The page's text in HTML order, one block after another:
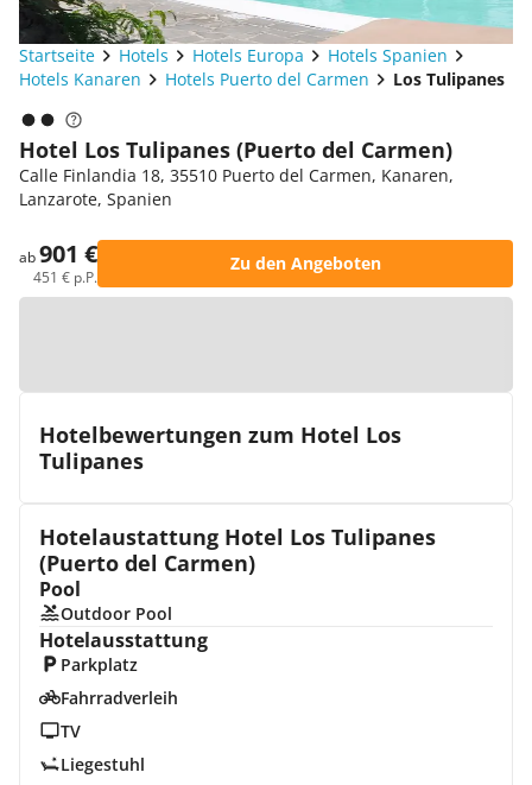
Startseite Hotels Hotels Europa
Hotels Spanien
Hotels Kanaren
Hotels Puerto del Carmen Los Tulipanes
Hotel Los Tulipanes (Puerto del Carmen)
Calle Finlandia 18, 35510 Puerto del Carmen, Kanaren,
Lanzarote, Spanien
ab901 €
451 € p.P.
Zu den Angeboten
Hotelbewertungen zum Hotel Los
Tulipanes
Hotelaustattung Hotel Los Tulipanes
(Puerto del Carmen)
Pool
Outdoor Pool
Hotelausstattung
Parkplatz
Fahrradverleih
TV
Liegestuhl